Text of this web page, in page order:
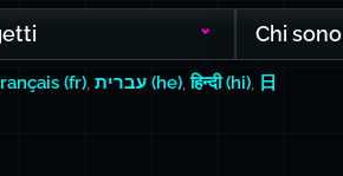
Chi sono
(fr) עברית (he) ,हिन्दी (hi)
日